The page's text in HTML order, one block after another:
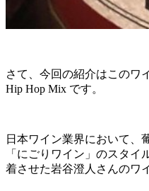
さて、今回の紹介はこのワ
Hip Hop Mix です。
日本ワイン業界において、
「にごりワイン」のスタ
着させた岩谷澄人さんのワ